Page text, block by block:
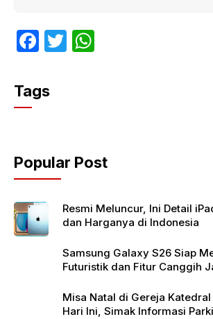
F
c
e
o
o
k
T
p
p
Tags
Popular Post
Resmi Meluncur, Ini Detail
dan Harganya di Indonesia
Samsung Galaxy S26 Siap
Futuristik dan Fitur Canggih
Misa Natal di Gereja
Hari Ini, Simak Informasi